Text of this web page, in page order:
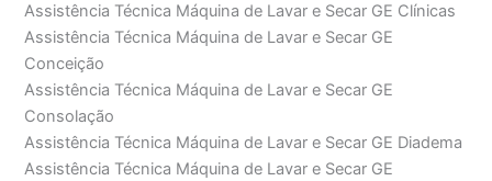
Assistência Técnica Máquina de Lavar e Secar GE Clínicas
Assistência Técnica Máquina de Lavar e Secar GE
Conceição
Assistência Técnica Máquina de Lavar e Secar GE
Consolação
Assistência Técnica Máquina de Lavar e Secar GE Diadema
Assistência Técnica Máquina de Lavar e Secar GE